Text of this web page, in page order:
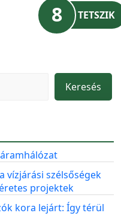
8 TETSZIK
Keresés
vízjárási szélsőségek
projektek
kora lejárt: Így térül